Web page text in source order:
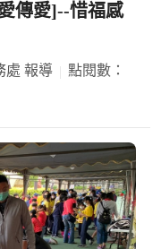
傳愛]--惜福感
處 報導
點閱數：